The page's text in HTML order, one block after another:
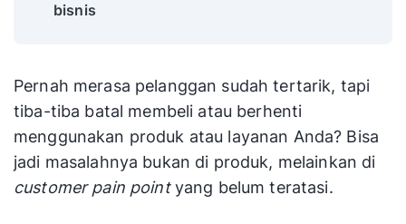
bisnis
Pernah merasa pelanggan sudah tertarik, tapi
tiba-tiba batal membeli atau berhenti
menggunakan produk atau layanan Anda? Bisa
jadi masalahnya bukan di produk, melainkan di
customer pain pointyang belum teratasi.